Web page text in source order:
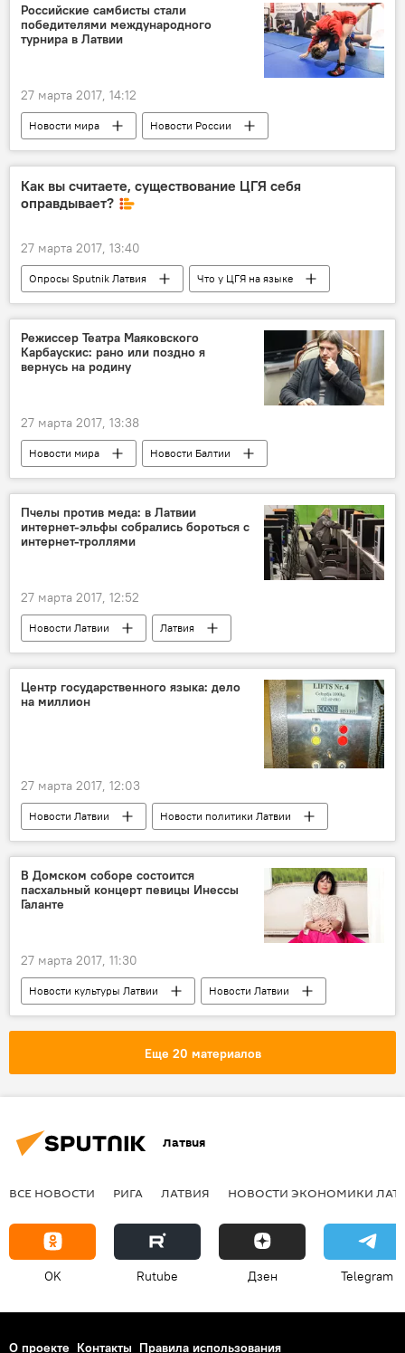
Российские самбисты стали
победителями международного
турнира в Латвии
27 марта 2017, 14:12
Новости мира
Новости России
Новости Латвии
Даугавпилс
Тверь
Даувгапилсский олимпийский центр
самбо
Как вы считаете, существование ЦГЯ себя
оправдывает?
27 марта 2017, 13:40
Опросы Sputnik Латвия Что у ЦГЯ на языке
Режиссер Театра Маяковского
Карбаускис: рано или поздно я
вернусь на родину
27 марта 2017, 13:38
Новости мира
Новости Балтии
Россия
Литва
Пчелы против меда: в Латвии
интернет-эльфы собрались бороться с
интернет-троллями
27 марта 2017, 12:52
Новости Латвии
Латвия
Ингмар Бисениекс
Дивный новый мир
Центр государственного языка: дело
на миллион
27 марта 2017, 12:03
Новости Латвии
Новости политики Латвии
Латвия
Центр госязыка
латышский язык
В Домском соборе состоится
пасхальный концерт певицы Инессы
Галанте
27 марта 2017, 11:30
Новости культуры Латвии
Новости Латвии
Рига
Инесса Галанте
Пасха в Латвии
Еще 20 материалов
Латвия
ВСЕ НОВОСТИ РИГА ЛАТВИЯ НОВОСТИ ЭКОНОМИКИ
OK Rutube Дзен Telegram
О проекте Контакты Правила использования